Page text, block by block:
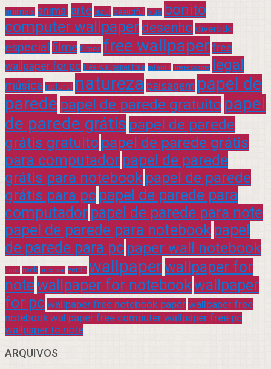
animais animal arte azul beautiful blue bonito
computer wallpaper desenho divertido
especial filme filmes free wallpaper free
wallpaper for pc free wallpaper free infantil interessante legal
música natural natureza paisagem papel de
parede papel de parede gratuito papel
de parede grátis papel de parede
grátis gratuito papel de parede grátis
para computador papel de parede
grátis para notebook papel de parede
grátis para pc papel de parede para
computador papel de parede para note
papel de parede para notebook papel
de parede para pc paper wall notebook
praia rock sucesso verde wallpaperwallpaper for
notewallpaper for notebookwallpaper
for pc wallpaper free notebook paper wallpaper free
notebook wallpaper free computer wallpaper free pc
wallpaper to note
ARQUIVOS